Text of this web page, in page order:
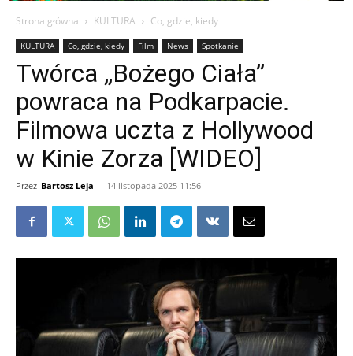
Strona główna KULTURA Co, gdzie, kiedy
KULTURA Co, gdzie, kiedy Film News Spotkanie
Twórca „Bożego Ciała”
powraca na Podkarpacie.
Filmowa uczta z Hollywood
w Kinie Zorza [WIDEO]
Przez Bartosz Leja - 14 listopada 2025 11:56